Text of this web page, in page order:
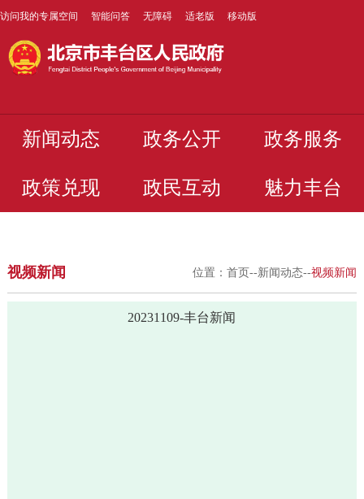
访问我的专属空间 智能问答 无障碍 适老版 移动版
新闻动态 政务公开 政务服务
政策兑现 政民互动 魅力丰台
视频新闻 位置：首页--新闻动态--视频新闻
20231109-丰台新闻